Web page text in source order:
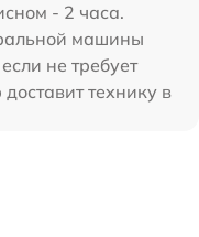
- 2 часа.
машины
не требует
технику в